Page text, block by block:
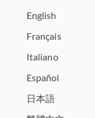
English
Français
Italiano
Español
日本語